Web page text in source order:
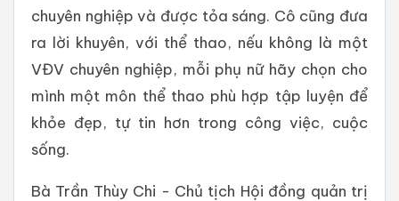
chuyên nghiệp và được tỏa sáng. Cô cũng đưa
ra lời khuyên, với thể thao, nếu không là một
VĐV chuyên nghiệp, mỗi phụ nữ hãy chọn cho
mình một môn thể thao phù hợp tập luyện để
khỏe đẹp, tự tin hơn trong công việc, cuộc
sống.
Bà Trần Thùy Chi - Chủ tịch Hội đồng quản trị